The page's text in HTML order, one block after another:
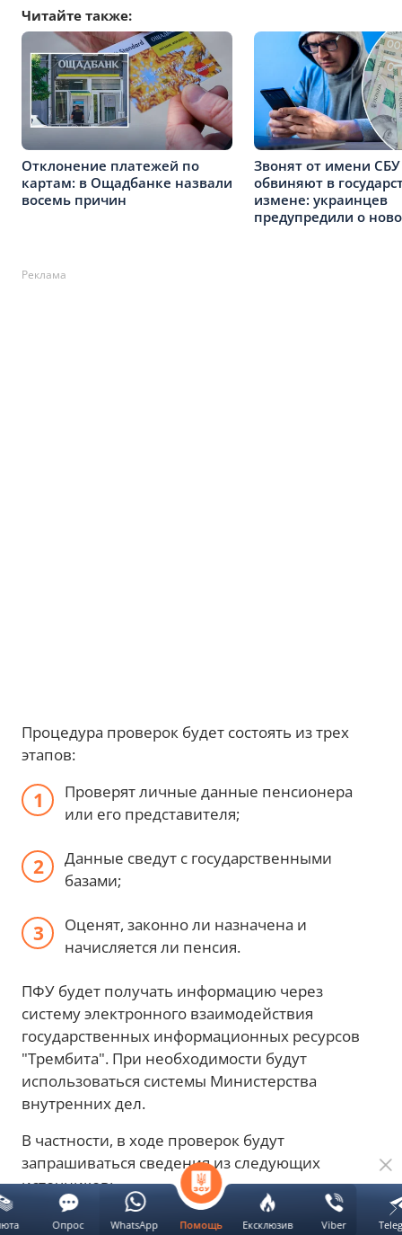
Читайте также:
Отклонение платежей по
картам: в Ощадбанке назвали
восемь причин
Звонят от имени
обвиняют в
измене: украинцев
предупредили о
Реклама
Процедура проверок будет состоять из трех
этапов:
Проверят личные данные пенсионера
или его представителя;
Данные сведут с государственными
базами;
Оценят, законно ли назначена и
начисляется ли пенсия.
ПФУ будет получать информацию через
систему электронного взаимодействия
государственных информационных ресурсов
"Трембита". При необходимости будут
использоваться системы Министерства
внутренних дел.
В частности, в ходе проверок будут
запрашиваться сведения из следующих
источников:
налогового реестра;Помощь Ексклюзив Viber
Опрос WhatsApp